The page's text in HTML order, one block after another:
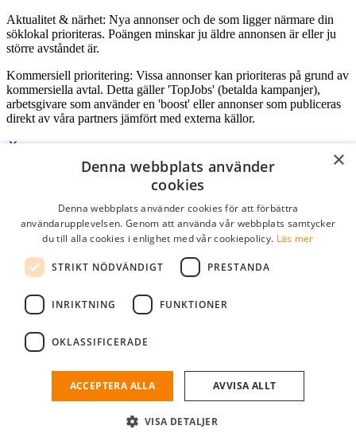
Aktualitet & närhet: Nya annonser och de som ligger närmare din
söklokal prioriteras. Poängen minskar ju äldre annonsen är eller ju
större avståndet är.
Kommersiell prioritering: Vissa annonser kan prioriteras på grund av
kommersiella avtal. Detta gäller 'TopJobs' (betalda kampanjer),
arbetsgivare som använder en 'boost' eller annonser som publiceras
direkt av våra partners jämfört med externa källor.
Logga in som företag
Lösenord
kom ihåg mig
logga in
Kostnadsfri företagsprofil
och söka efter passande kandidater till ditt företag.
×
Denna webbplats använder
cookies
Denna webbplats använder cookies för att förbättra
användarupplevelsen. Genom att använda vår webbplats samtycker
du till alla cookies i enlighet med vår cookiepolicy. Läs mer
STRIKT NÖDVÄNDIGT PRESTANDA
INRIKTNING FUNKTIONER
OKLASSIFICERADE
ACCEPTERA ALLA AVVISA ALLT
VISA DETALJER